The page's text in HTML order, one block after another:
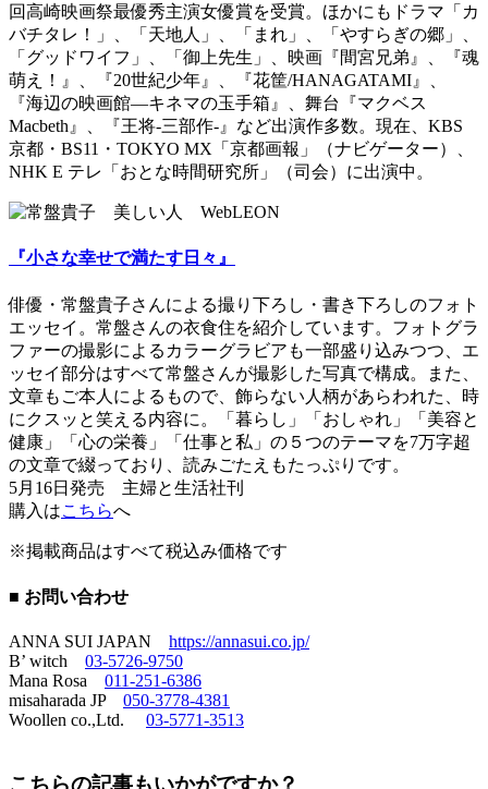
回高崎映画祭最優秀主演女優賞を受賞。ほかにもドラマ「カ
バチタレ！」、「天地人」、「まれ」、「やすらぎの郷」、
「グッドワイフ」、「御上先生」、映画『間宮兄弟』、『魂
萌え！』、『20世紀少年』、『花筐/HANAGATAMI』、
『海辺の映画館―キネマの玉手箱』、舞台『マクベス
Macbeth』、『王将-三部作-』など出演作多数。現在、KBS
京都・BS11・TOKYO MX「京都画報」（ナビゲーター）、
NHK E テレ「おとな時間研究所」（司会）に出演中。
『小さな幸せで満たす日々』
俳優・常盤貴子さんによる撮り下ろし・書き下ろしのフォト
エッセイ。常盤さんの衣食住を紹介しています。フォトグラ
ファーの撮影によるカラーグラビアも一部盛り込みつつ、エ
ッセイ部分はすべて常盤さんが撮影した写真で構成。また、
文章もご本人によるもので、飾らない人柄があらわれた、時
にクスッと笑える内容に。「暮らし」「おしゃれ」「美容と
健康」「心の栄養」「仕事と私」の５つのテーマを7万字超
の文章で綴っており、読みごたえもたっぷりです。
5月16日発売 主婦と生活社刊
購入はこちらへ
※掲載商品はすべて税込み価格です
■ お問い合わせ
ANNA SUI JAPAN https://annasui.co.jp/
B’ witch 03-5726-9750
Mana Rosa 011-251-6386
misaharada JP 050-3778-4381
Woollen co.,Ltd. 03-5771-3513
こちらの記事もいかがですか？